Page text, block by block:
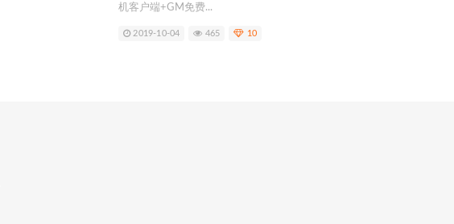
机客户端+GM免费...
2019-10-04 465 10